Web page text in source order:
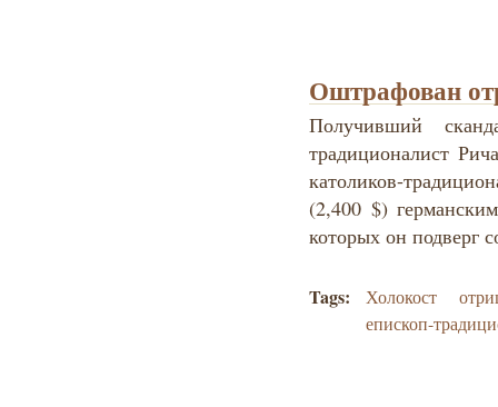
Оштрафован
Получивший
традиционалист
католиков-
(2,400 $)
которых он подверг
Tags: Холокост
епископ-